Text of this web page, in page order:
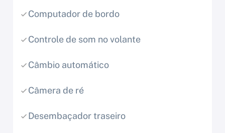
Computador de bordo
Controle de som no volante
Câmbio automático
Câmera de ré
Desembaçador traseiro